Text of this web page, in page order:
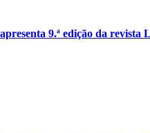
9.ª edição da